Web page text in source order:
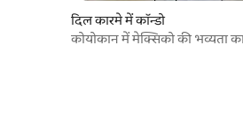
दिल कारमे में कॉन्डो
कोयोकान में मेक्सिको की भव्यता